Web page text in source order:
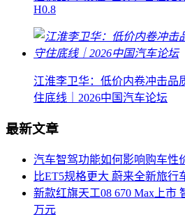
H0.8
江淮李卫华：低价内卷冲击品
住底线｜2026中国汽车论坛
最新文章
汽车智驾功能如何影响购车性
比ET5规格更大 蔚来全新旅行
新款红旗天工08 670 Max上市
万元